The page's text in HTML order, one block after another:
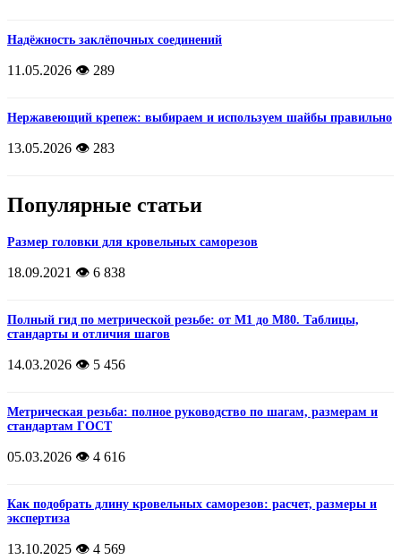
Надёжность заклёпочных соединений
11.05.2026 👁️ 289
Нержавеющий крепеж: выбираем и используем шайбы правильно
13.05.2026 👁️ 283
Популярные статьи
Размер головки для кровельных саморезов
18.09.2021 👁️ 6 838
Полный гид по метрической резьбе: от М1 до М80. Таблицы,
стандарты и отличия шагов
14.03.2026 👁️ 5 456
Метрическая резьба: полное руководство по шагам, размерам и
стандартам ГОСТ
05.03.2026 👁️ 4 616
Как подобрать длину кровельных саморезов: расчет, размеры и
экспертиза
13.10.2025 👁️ 4 569